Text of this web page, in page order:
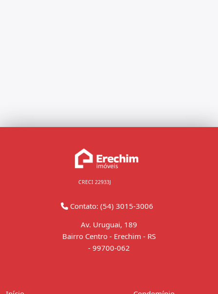
CRECI 22933J
Contato: (54) 3015-3006
Av. Uruguai, 189
Bairro Centro - Erechim - RS
- 99700-062